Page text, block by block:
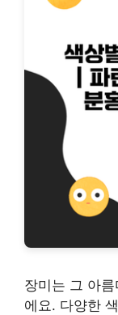
장미는 그 아
에요. 다양한